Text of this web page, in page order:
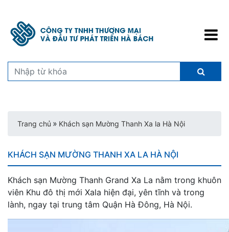
Trang chủ » Khách sạn Mường Thanh Xa la Hà Nội
KHÁCH SẠN MƯỜNG THANH XA LA HÀ NỘI
Khách sạn Mường Thanh Grand Xa La nằm trong khuôn
viên Khu đô thị mới Xala hiện đại, yên tĩnh và trong
lành, ngay tại trung tâm Quận Hà Đông, Hà Nội.